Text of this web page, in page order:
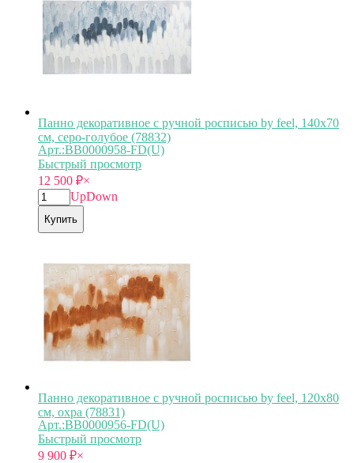
Панно декоративное с ручной росписью by feel, 140х70
см, серо-голубое (78832)
Арт.:BB0000958-FD(U)
Быстрый просмотр
12 500 ₽×
UpDown
Купить
Панно декоративное с ручной росписью by feel, 120х80
см, охра (78831)
Арт.:BB0000956-FD(U)
Быстрый просмотр
9 900 ₽×